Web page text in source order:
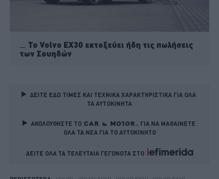
Το Volvo EX30 εκτοξεύει ήδη τις πωλήσεις
των Σουηδών
ΔΕΙΤΕ ΕΔΩ ΤΙΜΕΣ ΚΑΙ ΤΕΧΝΙΚΑ ΧΑΡΑΚΤΗΡΙΣΤΙΚΑ ΓΙΑ ΟΛΑ
ΤΑ ΑΥΤΟΚΙΝΗΤΑ
ΑΚΟΛΟΥΘΗΣΤΕ ΤΟ
ΓΙΑ ΝΑ ΜΑΘΑΙΝΕΤΕ
ΟΛΑ ΤΑ ΝΕΑ ΓΙΑ ΤΟ ΑΥΤΟΚΙΝΗΤΟ
ΔΕΙΤΕ ΟΛΑ ΤΑ ΤΕΛΕΥΤΑΙΑ ΓΕΓΟΝΟΤΑ ΣΤΟ